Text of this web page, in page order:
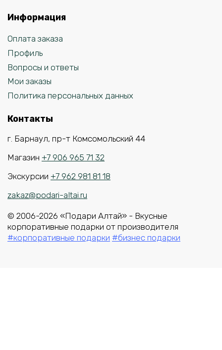
Информация
Оплата заказа
Профиль
Вопросы и ответы
Мои заказы
Политика персональных данных
Контакты
г. Барнаул, пр-т Комсомольский 44
Магазин +7 906 965 71 32
Экскурсии +7 962 981 81 18
zakaz@podari-altai.ru
© 2006-2026 «Подари Алтай» - Вкусные
корпоративные подарки от производителя
#корпоративные подарки #бизнес подарки